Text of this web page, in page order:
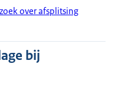
over afsplitsing
bij